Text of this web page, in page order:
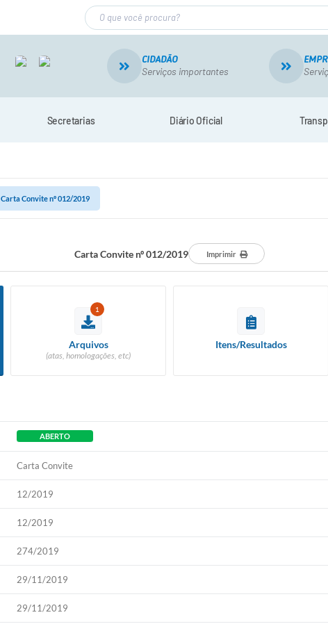
CIDADÃO
Serviços importantes
Secretarias Diário Oficial
Carta Convite nº 012/2019
Carta Convite nº 012/2019 Imprimir
1
Arquivos
(atas, homologações, etc)
Itens/Resultados
ABERTO
Carta Convite
12/2019
12/2019
274/2019
29/11/2019
29/11/2019